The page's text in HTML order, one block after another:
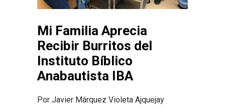
Mi Familia Aprecia
Recibir Burritos del
Instituto Bíblico
Anabautista IBA
Por Javier Márquez Violeta Ajquejay